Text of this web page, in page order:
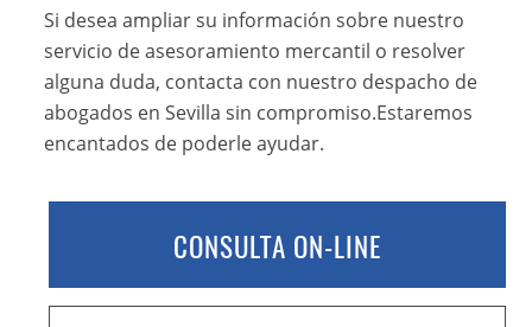
Si desea ampliar su información sobre nuestro
servicio de asesoramiento mercantil o resolver
alguna duda, contacta con nuestro despacho de
abogados en Sevilla sin compromiso.Estaremos
encantados de poderle ayudar.
CONSULTA ON-LINE